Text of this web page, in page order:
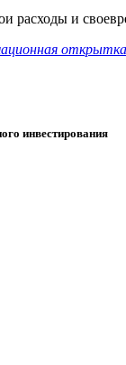
расходы и
инвестирования